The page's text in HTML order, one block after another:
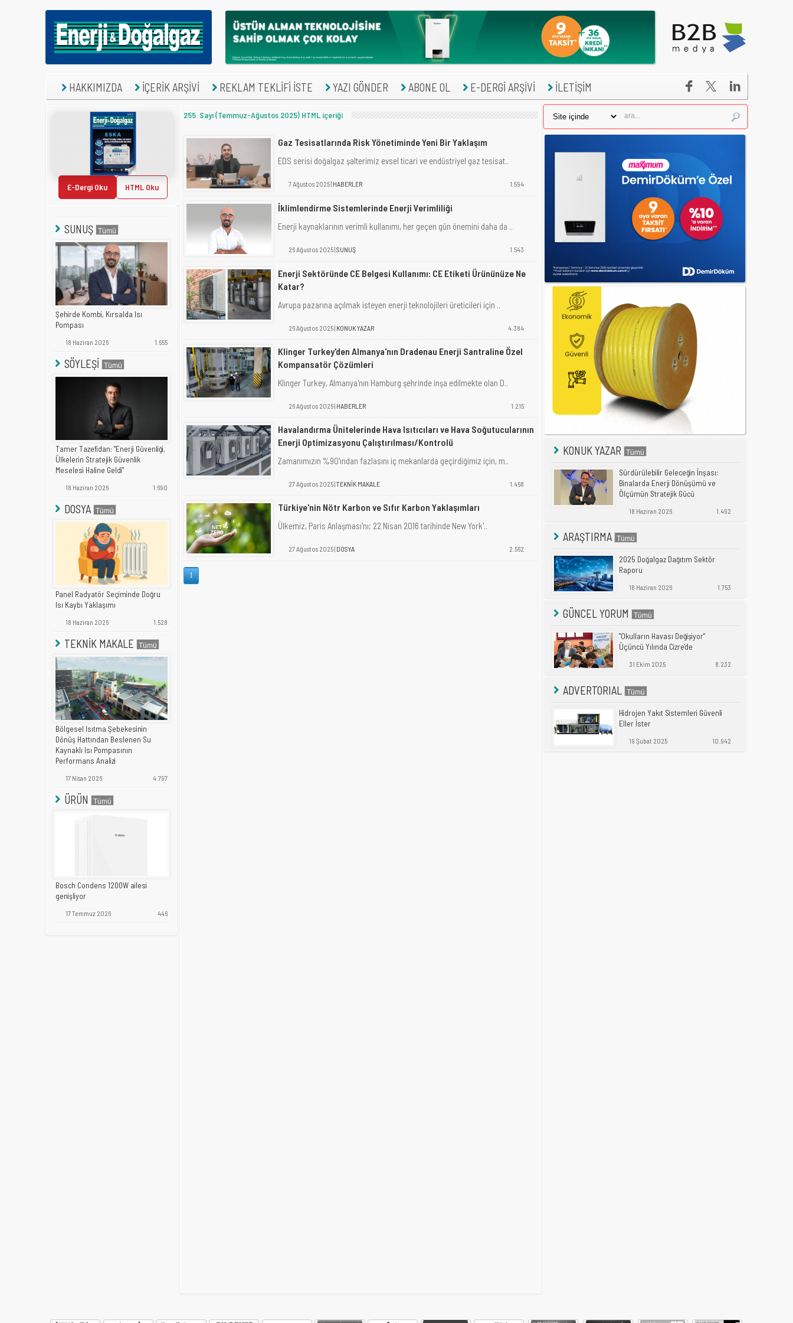
HAKKIMIZDA İÇERİK ARŞİVİ REKLAM TEKLİFİ İSTE YAZI GÖNDER ABONE OL E-DERGİ ARŞİVİ İLETİŞİM 

E-Dergi Oku HTML Oku
SUNUŞ
Şehirde Kombi, Kırsalda Isı
Pompası
18 Haziran 2026 1.655
SÖYLEŞİ
Tamer Tazefidan: "Enerji Güvenliği,
Ülkelerin Stratejik Güvenlik
Meselesi Haline Geldi"
18 Haziran 2026 1.690
DOSYA
Panel Radyatör Seçiminde Doğru
Isı Kaybı Yaklaşımı
18 Haziran 2026 1.528
TEKNİK MAKALE
Bölgesel Isıtma Şebekesinin
Dönüş Hattından Beslenen Su
Kaynaklı Isı Pompasının
Performans Analizi
17 Nisan 2026 4.797
ÜRÜN
Bosch Condens 1200W ailesi
genişliyor
17 Temmuz 2026 446
255. Sayı (Temmuz-Ağustos 2025) HTML içeriği
Gaz Tesisatlarında Risk Yönetiminde Yeni Bir Yaklaşım
EDS serisi doğalgaz şalterimiz evsel ticari ve endüstriyel gaz tesisat..
7 Ağustos 2025 | HABERLER 1.594
İklimlendirme Sistemlerinde Enerji Verimliliği
Enerji kaynaklarının verimli kullanımı, her geçen gün önemini daha da ..
26 Ağustos 2025 |SUNUŞ 1.543
Enerji Sektöründe CE Belgesi Kullanımı: CE Etiketi Ürününüze Ne
Katar?
Avrupa pazarına açılmak isteyen enerji teknolojileri üreticileri için ..
26 Ağustos 2025 | KONUK YAZAR 4.384
Klinger Turkey'den Almanya'nın Dradenau Enerji Santraline Özel
Kompansatör Çözümleri
Klinger Turkey, Almanya'nın Hamburg şehrinde inşa edilmekte olan D..
26 Ağustos 2025 | HABERLER 1.215
Havalandırma Ünitelerinde Hava Isıtıcıları ve Hava Soğutucularının
Enerji Optimizasyonu Çalıştırılması/Kontrolü
Zamanımızın %90'ından fazlasını iç mekanlarda geçirdiğimiz için, m..
27 Ağustos 2025 |TEKNİK MAKALE 1.468
Türkiye'nin Nötr Karbon ve Sıfır Karbon Yaklaşımları
Ülkemiz, Paris Anlaşması'nı; 22 Nisan 2016 tarihinde New York'..
27 Ağustos 2025 | DOSYA 2.562
1
KONUK YAZAR
Sürdürülebilir Geleceğin İnşası:
Binalarda Enerji Dönüşümü ve
Ölçümün Stratejik Gücü
18 Haziran 2026 1.492
ARAŞTIRMA
2025 Doğalgaz Dağıtım Sektör
Raporu
18 Haziran 2026 1.753
GÜNCEL YORUM
"Okulların Havası Değişiyor"
Üçüncü Yılında Cizre'de
31 Ekim 2025 8.232
ADVERTORIAL
Hidrojen Yakıt Sistemleri Güvenli
Eller İster
19 Şubat 2025 10.942